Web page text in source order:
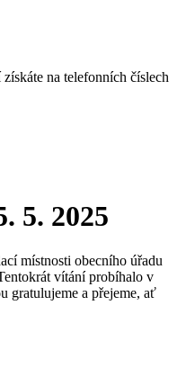
na telefonních číslech
5. 2025
místnosti obecního úřadu
vítání probíhalo v
gratulujeme a přejeme, ať